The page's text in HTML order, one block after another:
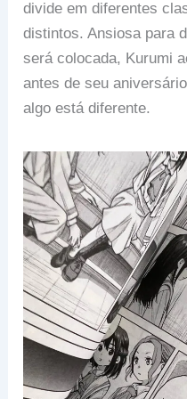
divide em diferentes
distintos. Ansiosa para
será colocada, Kurumi
antes de seu
algo está diferente.